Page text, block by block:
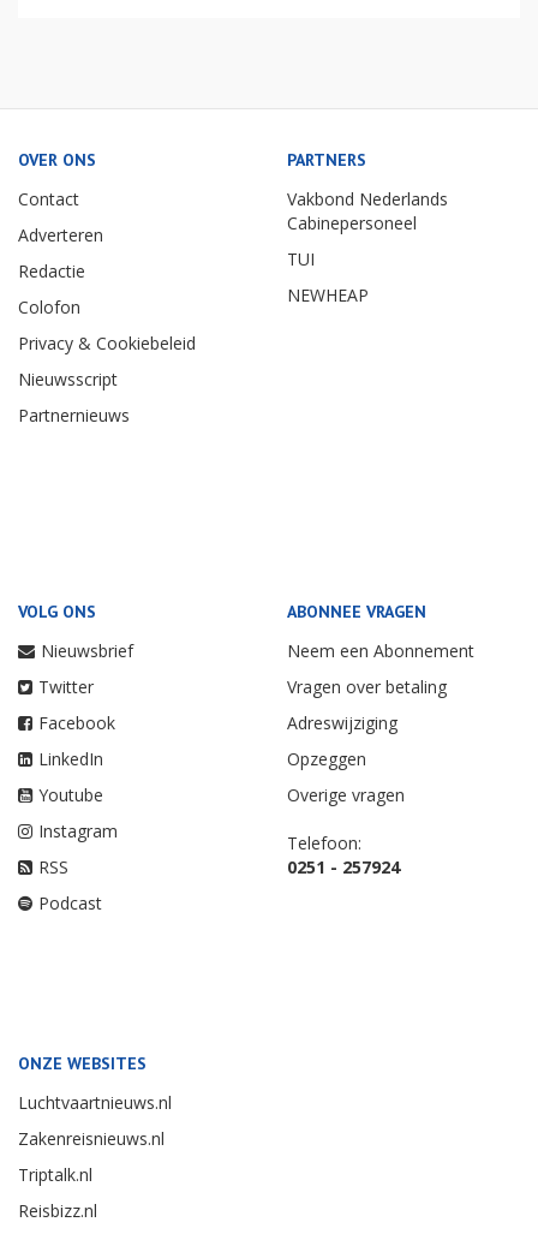
OVER ONS
Contact
Adverteren
Redactie
Colofon
Privacy & Cookiebeleid
Nieuwsscript
Partnernieuws
PARTNERS
Vakbond Nederlands
Cabinepersoneel
TUI
NEWHEAP
VOLG ONS
Nieuwsbrief
Twitter
Facebook
LinkedIn
Youtube
Instagram
RSS
Podcast
ABONNEE VRAGEN
Neem een Abonnement
Vragen over betaling
Adreswijziging
Opzeggen
Overige vragen
Telefoon:
0251 - 257924
ONZE WEBSITES
Luchtvaartnieuws.nl
Zakenreisnieuws.nl
Triptalk.nl
Reisbizz.nl